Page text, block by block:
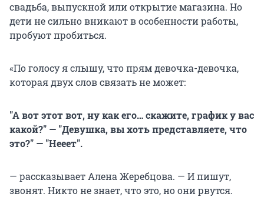
свадьба, выпускной или открытие магазина. Но
дети не сильно вникают в особенности работы,
пробуют пробиться.
«По голосу я слышу, что прям девочка-девочка,
которая двух слов связать не может:
"А вот этот вот, ну как его… скажите, график у вас
какой?" — "Девушка, вы хоть представляете, что
это?" — "Нееет".
— рассказывает Алена Жеребцова. — И пишут,
звонят. Никто не знает, что это, но они рвутся.